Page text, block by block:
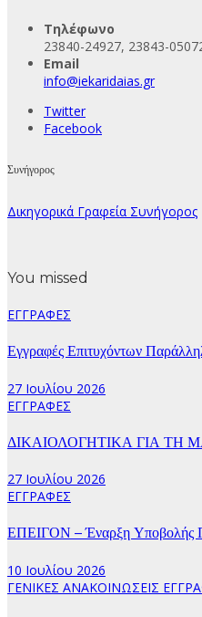
Τηλέφωνο
23840-24927, 23843-
Email
info@iekaridaias.gr
Twitter
Facebook
Συνήγορος
Δικηγορικά Γραφεία Συνήγορος
You missed
ΕΓΓΡΑΦΕΣ
Εγγραφές Επιτυχόντων
27 Ιουλίου 2026
ΕΓΓΡΑΦΕΣ
ΔΙΚΑΙΟΛΟΓΗΤΙΚΑ ΓΙΑ ΤΗ
27 Ιουλίου 2026
ΕΓΓΡΑΦΕΣ
ΕΠΕΙΓΟΝ – Έναρξη Υποβολής
10 Ιουλίου 2026
ΓΕΝΙΚΕΣ ΑΝΑΚΟΙΝΩΣΕΙΣ